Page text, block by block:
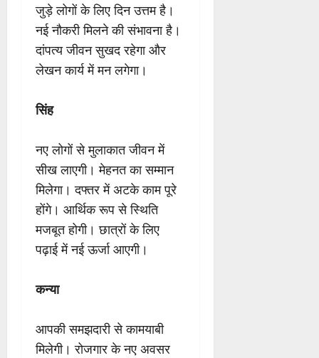
जुड़े लोगों के लिए दिन उत्तम है।
नई नौकरी मिलने की संभावना है।
दांपत्य जीवन सुखद रहेगा और
लेखन कार्य में मन लगेगा।
सिंह
नए लोगों से मुलाकात जीवन में
सीख लाएगी। मेहनत का सम्मान
मिलेगा। दफ्तर में अटके काम पूरे
होंगे। आर्थिक रूप से स्थिति
मजबूत होगी। छात्रों के लिए
पढ़ाई में नई ऊर्जा आएगी।
कन्या
आपकी समझदारी से कामयाबी
मिलेगी। रोजगार के नए अवसर